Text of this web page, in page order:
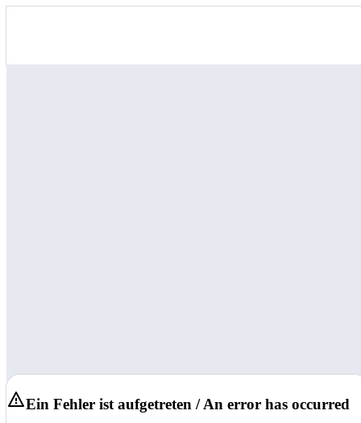
Ein Fehler ist aufgetreten / An error has occurred